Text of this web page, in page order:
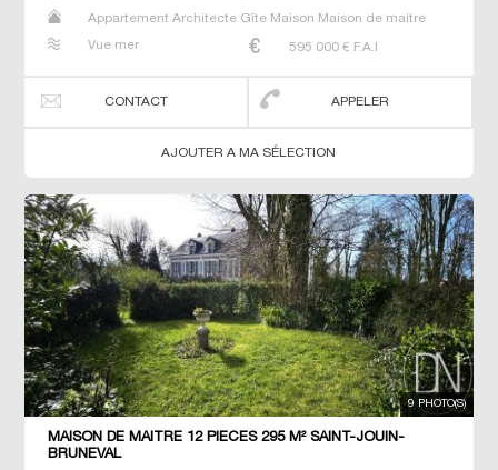
Appartement Architecte Gîte Maison Maison de maitre
Vue mer
595 000 € F.A.I
CONTACT APPELER
AJOUTER A MA SÉLECTION
9 PHOTO(S)
MAISON DE MAITRE 12 PIECES 295 M² SAINT-JOUIN-
BRUNEVAL